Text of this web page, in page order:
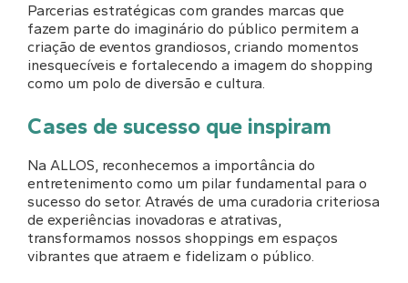
Parcerias estratégicas com grandes marcas que
fazem parte do imaginário do público permitem a
criação de eventos grandiosos, criando momentos
inesquecíveis e fortalecendo a imagem do shopping
como um polo de diversão e cultura.
Cases de sucesso que inspiram
Na ALLOS, reconhecemos a importância do
entretenimento como um pilar fundamental para o
sucesso do setor. Através de uma curadoria criteriosa
de experiências inovadoras e atrativas,
transformamos nossos shoppings em espaços
vibrantes que atraem e fidelizam o público.